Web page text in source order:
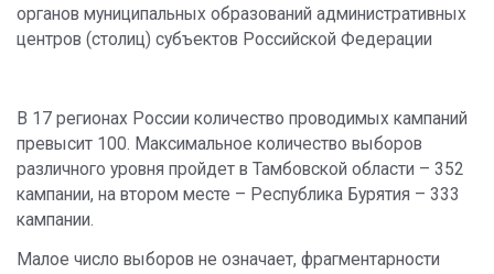
органов муниципальных образований административных
центров (столиц) субъектов Российской Федерации
В 17 регионах России количество проводимых кампаний
превысит 100. Максимальное количество выборов
различного уровня пройдет в Тамбовской области – 352
кампании, на втором месте – Республика Бурятия – 333
кампании.
Малое число выборов не означает, фрагментарности